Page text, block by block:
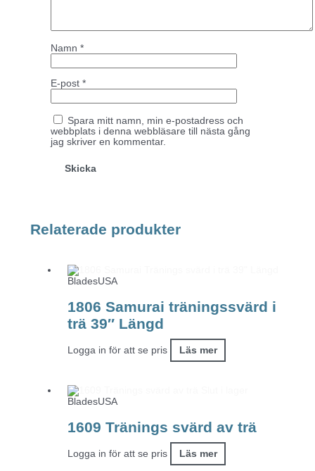
Namn *
E-post *
Spara mitt namn, min e-postadress och
webbplats i denna webbläsare till nästa gång
jag skriver en kommentar.
Relaterade produkter
BladesUSA
1806 Samurai träningssvärd i
trä 39″ Längd
Logga in för att se pris Läs mer
BladesUSA
1609 Tränings svärd av trä
Logga in för att se pris Läs mer